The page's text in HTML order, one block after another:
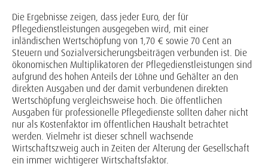
Die Ergebnisse zeigen, dass jeder Euro, der für
Pflegedienstleistungen ausgegeben wird, mit einer
inländischen Wertschöpfung von 1,70 € sowie 70 Cent an
Steuern und Sozialversicherungsbeiträgen verbunden ist. Die
ökonomischen Multiplikatoren der Pflegedienstleistungen sind
aufgrund des hohen Anteils der Löhne und Gehälter an den
direkten Ausgaben und der damit verbundenen direkten
Wertschöpfung vergleichsweise hoch. Die öffentlichen
Ausgaben für professionelle Pflegedienste sollten daher nicht
nur als Kostenfaktor im öffentlichen Haushalt betrachtet
werden. Vielmehr ist dieser schnell wachsende
Wirtschaftszweig auch in Zeiten der Alterung der Gesellschaft
ein immer wichtigerer Wirtschaftsfaktor.